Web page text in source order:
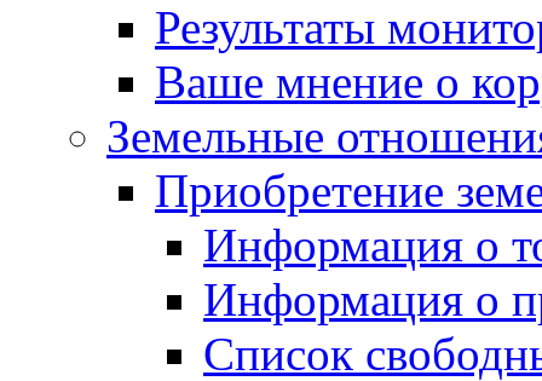
Результаты
Ваше мнение о
Земельные
Приобретение
Информация о
Информация о
Список